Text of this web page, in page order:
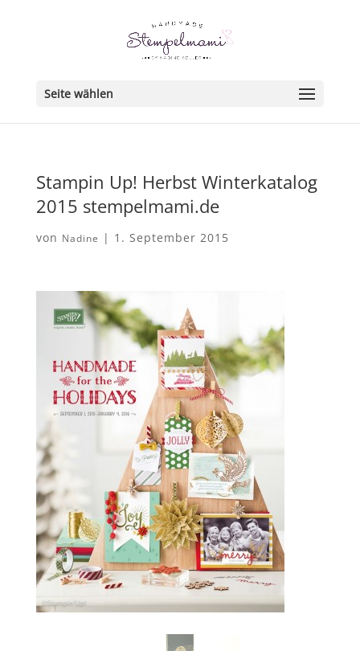
Seite wählen
Stampin Up! Herbst Winterkatalog
2015 stempelmami.de
von Nadine | 1. September 2015